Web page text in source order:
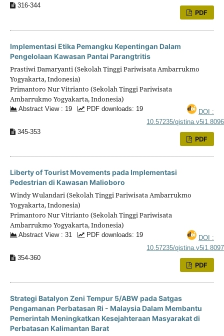
316-344
PDF
Implementasi Etika Pemangku Kepentingan Dalam
Pengelolaan Kawasan Pantai Parangtritis
Prastiwi Damaryanti (Sekolah Tinggi Pariwisata Ambarrukmo
Yogyakarta, Indonesia)
Primantoro Nur Vitrianto (Sekolah Tinggi Pariwisata
Ambarrukmo Yogyakarta, Indonesia)
Abstract View : 19 PDF downloads: 19
DOI :
10.57235/qistina.v5i1.8096
345-353
PDF
Liberty of Tourist Movements pada Implementasi
Pedestrian di Kawasan Malioboro
Windy Wulandari (Sekolah Tinggi Pariwisata Ambarrukmo
Yogyakarta, Indonesia)
Primantoro Nur Vitrianto (Sekolah Tinggi Pariwisata
Ambarrukmo Yogyakarta, Indonesia)
Abstract View : 31 PDF downloads: 19
DOI :
10.57235/qistina.v5i1.8097
354-360
PDF
Strategi Batalyon Zeni Tempur 5/ABW pada Satgas
Pengamanan Perbatasan Ri - Malaysia Dalam Membantu
Pemerintah Meningkatkan Kesejahteraan Masyarakat di
Perbatasan Kalimantan Barat